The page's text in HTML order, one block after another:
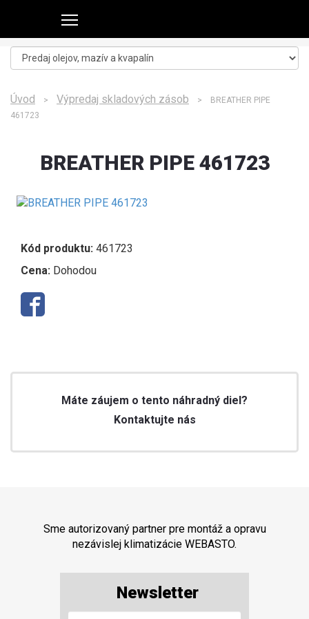
Úvod > Výpredaj skladových zásob > BREATHER PIPE
461723
BREATHER PIPE 461723
Kód produktu: 461723
Cena: Dohodou
Máte záujem o tento náhradný diel?
Kontaktujte nás
Sme autorizovaný partner pre montáž a opravu
nezávislej klimatizácie WEBASTO.
Newsletter